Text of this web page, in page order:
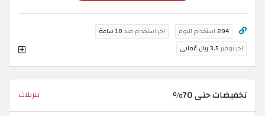
294 استخدام اليوم اخر استخدام منذ 10 ساعة
اخر توفير 3.5 ريال عُماني
تخفيضات حتى 70% تنزيلات